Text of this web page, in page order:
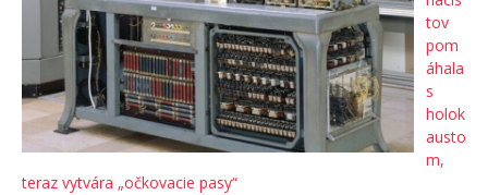
tov
pom
áhala
s
holok
austo
m,
teraz vytvára „očkovacie pasy“